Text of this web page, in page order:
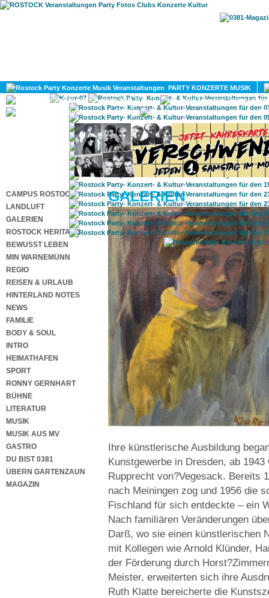
PARTY KONZERTE MUSIK
KULTUR
GAY
CAMPUS ROSTOCK
LANDLUFT
GALERIEN
ROSTOCK HERITAGE
BEWUSST LEBEN
MIN WARNEMÜNN
REGIO
REISEN & URLAUB
HINTERLAND NOTES
NEWS
FAMILIE
BODY & SOUL
INTRO
HEIMATHAFEN
SPORT
RONNY GERNHART
BÜHNE
LITERATUR
MUSIK
MUSIK AUS MV
GASTRO
DU BIST 0381
ÜBERN GARTENZAUN
MAGAZIN
GALERIEN
Ihre künstlerische Ausbildung
Kunstgewerbe in Dresden, ab
Rupprecht von?Vegesack. Bereits
nach Meiningen zog und 1956 die
Fischland für sich entdeckte – ein
Nach familiären Veränderungen
Darß, wo sie einen künstlerischen
mit Kollegen wie Arnold Klünder,
der Förderung durch
Meister, erweiterten sich ihre
Ruth Klatte bereicherte die